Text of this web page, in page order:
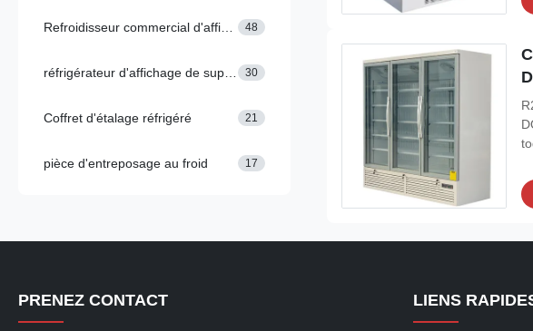
48
30
Coffret d'étalage réfrigéré 21
pièce d'entreposage au froid 17
PRENEZ CONTACT LIENS